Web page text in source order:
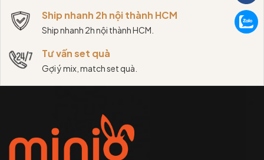
Ship nhanh 2h nội thành HCM
Ship nhanh 2h nội thành HCM.
Tư vấn set quà
Gợi ý mix, match set quà.